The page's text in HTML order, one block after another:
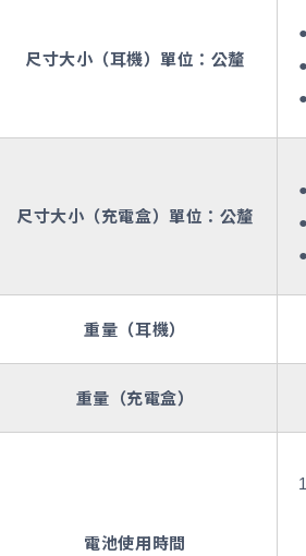
尺寸大小（耳機）單位：公釐
尺寸大小（充電盒）單位：公釐
重量（耳機）
重量（充電盒）
電池使用時間